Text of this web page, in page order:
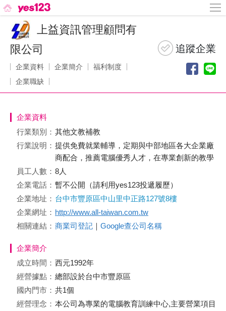
上益資訊管理顧問有
限公司
企業資料 企業簡介
福利制度
企業職缺
企業資料
行業類別： 其他文教補教
行業說明： 提供免費就業輔導，定期與中部地區各大企業廠
商配合，推薦電腦優秀人才，在專業創新的教學
員工人數： 8人
企業電話： 暫不公開（請利用yes123投遞履歷）
企業地址： 台中市豐原區中山里中正路127號8樓
企業網址： http://www.all-taiwan.com.tw
相關連結： 商業司登記 ｜ Google查公司名稱
企業簡介
成立時間： 西元1992年
經營據點： 總部設於台中市豐原區
國內門市： 共1個
經營理念： 本公司為專業的電腦教育訓練中心,主要營業項目